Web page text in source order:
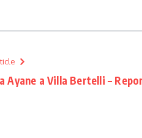
Ayane a Villa Bertelli –